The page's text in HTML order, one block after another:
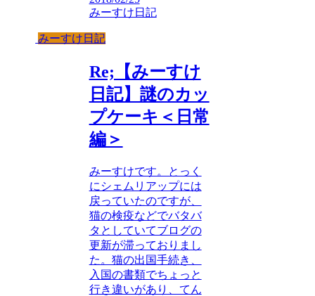
みーすけ日記
みーすけ日記
Re;【みーすけ
日記】謎のカッ
プケーキ＜日常
編＞
みーすけです。とっく
にシェムリアップには
戻っていたのですが、
猫の検疫などでバタバ
タとしていてブログの
更新が滞っておりまし
た。猫の出国手続き、
入国の書類でちょっと
行き違いがあり、てん